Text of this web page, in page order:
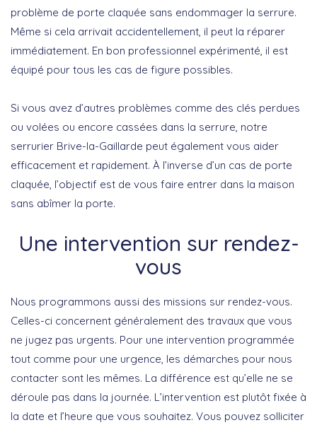
problème de porte claquée sans endommager la serrure.
Même si cela arrivait accidentellement, il peut la réparer
immédiatement. En bon professionnel expérimenté, il est
équipé pour tous les cas de figure possibles.
Si vous avez d’autres problèmes comme des clés perdues
ou volées ou encore cassées dans la serrure, notre
serrurier Brive-la-Gaillarde peut également vous aider
efficacement et rapidement. À l’inverse d’un cas de porte
claquée, l’objectif est de vous faire entrer dans la maison
sans abîmer la porte.
Une intervention sur rendez-
vous
Nous programmons aussi des missions sur rendez-vous.
Celles-ci concernent généralement des travaux que vous
ne jugez pas urgents. Pour une intervention programmée
tout comme pour une urgence, les démarches pour nous
contacter sont les mêmes. La différence est qu’elle ne se
déroule pas dans la journée. L’intervention est plutôt fixée à
la date et l’heure que vous souhaitez. Vous pouvez solliciter